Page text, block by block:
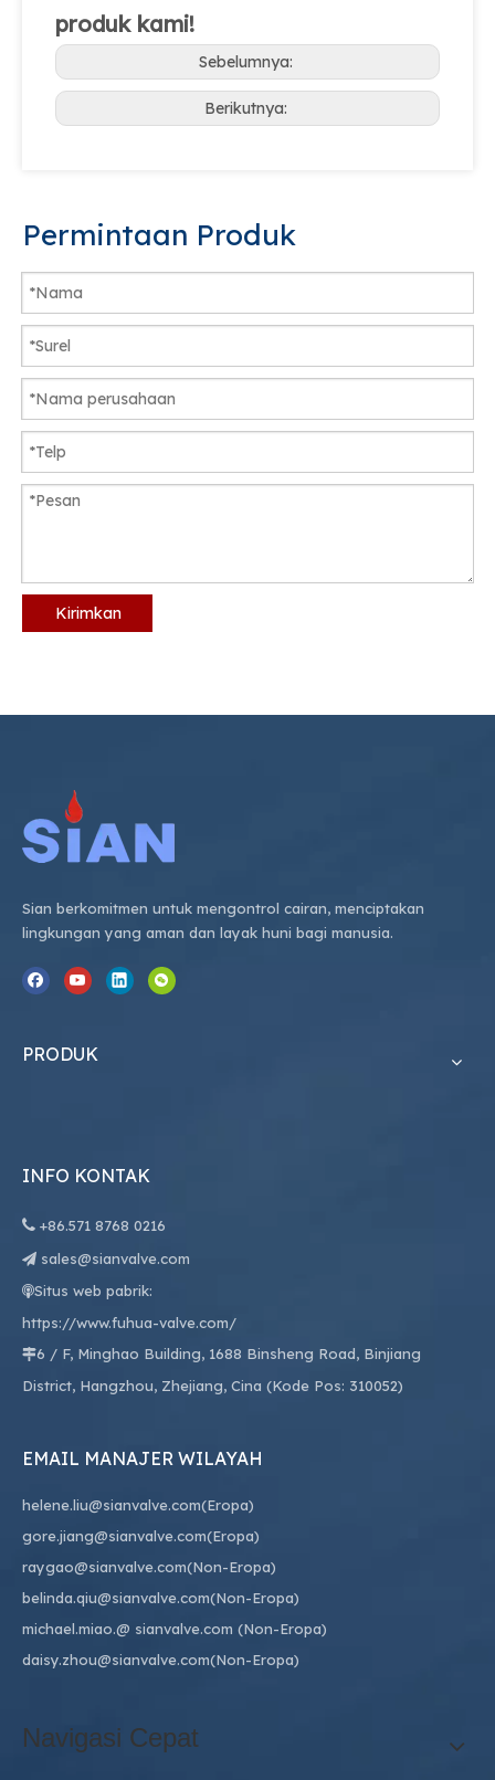
produk kami!
Sebelumnya:
Berikutnya:
Permintaan Produk
Kirimkan
Sian berkomitmen untuk mengontrol cairan, menciptakan
lingkungan yang aman dan layak huni bagi manusia.
PRODUK
INFO KONTAK
 +86.571 8768 0216
 sales@sianvalve.com
Situs web pabrik:
https://www.fuhua-valve.com/
6 / F, Minghao Building, 1688 Binsheng Road, Binjiang
District, Hangzhou, Zhejiang, Cina (Kode Pos: 310052)
EMAIL MANAJER WILAYAH
helene.liu@sianvalve.com(Eropa)
gore.jiang@sianvalve.com(Eropa)
raygao@sianvalve.com(Non-Eropa)
belinda.qiu@sianvalve.com(Non-Eropa)
michael.miao.@ sianvalve.com (Non-Eropa)
daisy.zhou@sianvalve.com(Non-Eropa)
Navigasi Cepat